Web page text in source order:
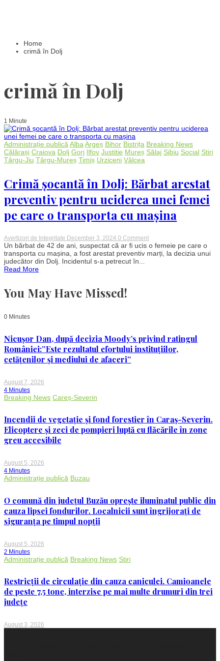
Home
crimă în Dolj
crimă în Dolj
1 Minute
Administrație publicăAlbaArgeș Bihor Bistrița Breaking News
Călărași Craiova Dolj Gorj Ilfov Justitie Mureș Sălaj Sibiu Social Stiri
Târgu-Jiu Târgu-Mureș Timiș Urziceni Vâlcea
Crimă șocantă în Dolj: Bărbat arestat
preventiv pentru uciderea unei femei
pe care o transporta cu mașina
Avertizori de Integritate December 3, 2024 0 Commenton
Crimă
șocantă
o
transporta
cu
mașina
Un bărbat de 42 de ani, suspectat că ar fi ucis o femeie pe care o
transporta cu mașina, a fost arestat preventiv marți, la decizia unui
judecător din Dolj. Incidentul s-a petrecut în...
Read More
You May Have Missed!
0 Minutes
Nicușor Dan, după decizia Moody’s privind ratingul
României:”Este rezultatul efortului instituțiilor,
cetățenilor și mediului de afaceri”
August 7, 2026
4 Minutes
Breaking News Careș-Severin
Incendii de vegetație și fond forestier în Caraș-Severin.
Elicoptere și zeci de pompieri luptă cu flăcările în zone
greu accesibile
August 5, 2026
4 Minutes
Administrație publică Buzau
O comună din județul Buzău oprește iluminatul public din
cauza lipsei fondurilor. Localnicii sunt îngrijorați de
siguranța pe timpul nopții
August 5, 2026
2 Minutes
Administrație publică Breaking News Stiri
Restricții de circulație din cauza caniculei. Camioanele
de peste 7,5 tone, interzise pe mai multe drumuri din trei
județe
August 3, 2026